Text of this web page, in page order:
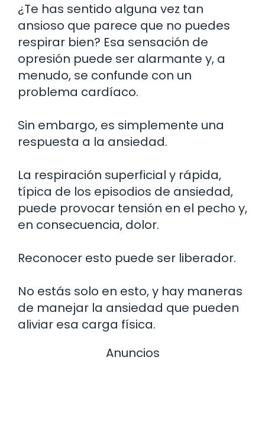
¿Te has sentido alguna vez tan
ansioso que parece que no puedes
respirar bien? Esa sensación de
opresión puede ser alarmante y, a
menudo, se confunde con un
problema cardíaco.
Sin embargo, es simplemente una
respuesta a la ansiedad.
La respiración superficial y rápida,
típica de los episodios de ansiedad,
puede provocar tensión en el pecho y,
en consecuencia, dolor.
Reconocer esto puede ser liberador.
No estás solo en esto, y hay maneras
de manejar la ansiedad que pueden
aliviar esa carga física.
Anuncios